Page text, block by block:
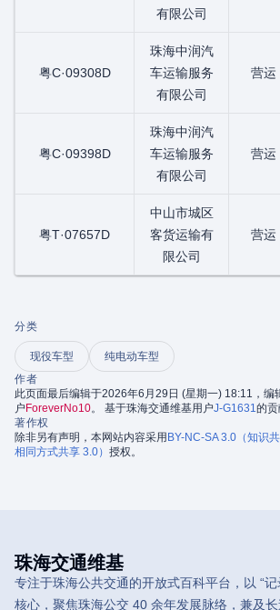
有限公司
粤C·09308D
珠海中润汽
车运输服务
有限公司
营运
粤C·09398D
珠海中润汽
车运输服务
有限公司
营运
粤T·07657D
中山市城区
客货运输有
限公司
营运
分类
现役车型
纯电动车型
作者
此页面最后编辑于2026年6月29日 (星期一) 18:11，编
户 ForeverNo10。 基于珠海交通维基用户J-G1631的贡
著作权
除非另有声明，本网站内容采用 BY-NC-SA 3.0（知识
相同方式共享 3.0） 授权。
珠海交通维基
专注于珠海公共交通的开放式百科平台，以 “
核心，聚焦珠海公交 40 余年发展脉络，兼及